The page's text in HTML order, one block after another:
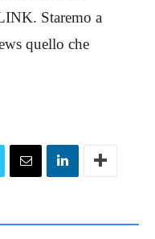
Staremo a
quello che